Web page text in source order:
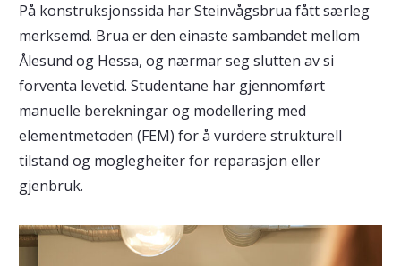
På konstruksjonssida har Steinvågsbrua fått særleg
merksemd. Brua er den einaste sambandet mellom
Ålesund og Hessa, og nærmar seg slutten av si
forventa levetid. Studentane har gjennomført
manuelle berekningar og modellering med
elementmetoden (FEM) for å vurdere strukturell
tilstand og moglegheiter for reparasjon eller
gjenbruk.